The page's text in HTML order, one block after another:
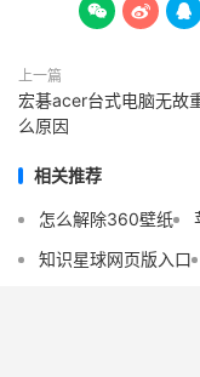
  
上一篇
宏碁acer台式电脑无故
么原因
相关推荐
怎么解除360壁纸
知识星球网页版入口